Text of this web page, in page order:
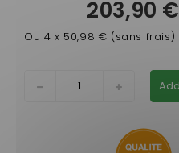
203,90 €
Ou 4 x 50,98 € (sans frais)